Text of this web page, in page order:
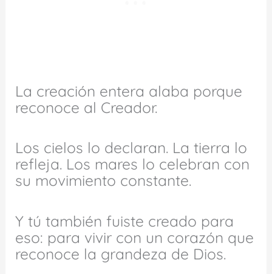
La creación entera alaba porque
reconoce al Creador.
Los cielos lo declaran. La tierra lo
refleja. Los mares lo celebran con
su movimiento constante.
Y tú también fuiste creado para
eso: para vivir con un corazón que
reconoce la grandeza de Dios.